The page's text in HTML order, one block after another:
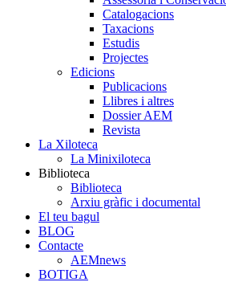
Catalogacions
Taxacions
Estudis
Projectes
Edicions
Publicacions
Llibres i altres
Dossier AEM
Revista
La Xiloteca
La Minixiloteca
Biblioteca
Biblioteca
Arxiu gràfic i documental
El teu bagul
BLOG
Contacte
AEMnews
BOTIGA